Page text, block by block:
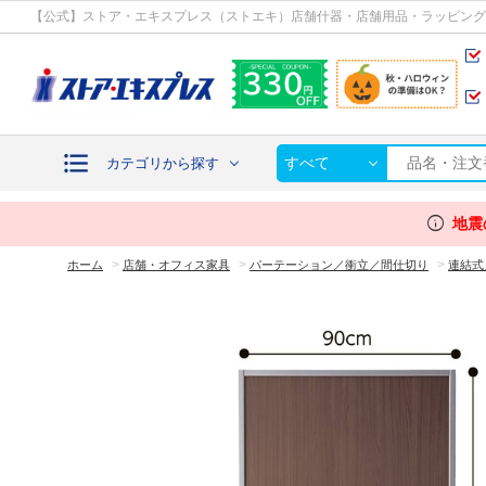
【公式】ストア・エキスプレス（ストエキ）店舗什器・店舗用品・ラッピン
カテゴリから探す すべて
info 地
ホーム > 店舗・オフィス家具 > パーテーション／衝立／間仕切り > 連結